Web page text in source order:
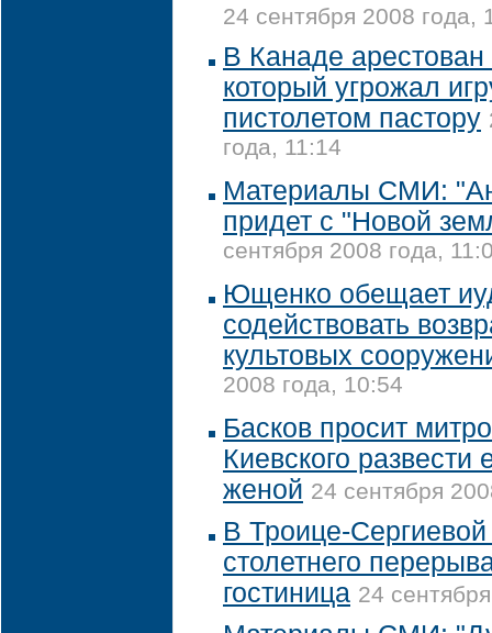
24 сентября 2008 года,
В Канаде арестован
который угрожал
пистолетом пастору
года, 11:14
Материалы СМИ:
придет с "Новой
сентября 2008 года,
Ющенко обещает
содействовать
культовых
2008 года, 10:54
Басков просит
Киевского развести
женой 24 сентября
В Троице-
столетнего
гостиница 24